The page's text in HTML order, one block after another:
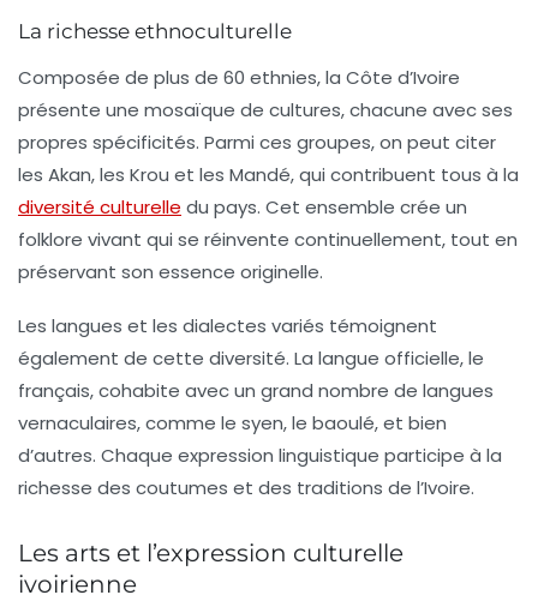
La richesse ethnoculturelle
Composée de plus de 60 ethnies, la Côte d’Ivoire
présente une mosaïque de cultures, chacune avec ses
propres spécificités. Parmi ces groupes, on peut citer
les Akan, les Krou et les Mandé, qui contribuent tous à la
diversité culturelle du pays. Cet ensemble crée un
folklore vivant qui se réinvente continuellement, tout en
préservant son essence originelle.
Les langues et les dialectes variés témoignent
également de cette diversité. La langue officielle, le
français, cohabite avec un grand nombre de langues
vernaculaires, comme le syen, le baoulé, et bien
d’autres. Chaque expression linguistique participe à la
richesse des coutumes et des traditions de l’Ivoire.
Les arts et l’expression culturelle
ivoirienne